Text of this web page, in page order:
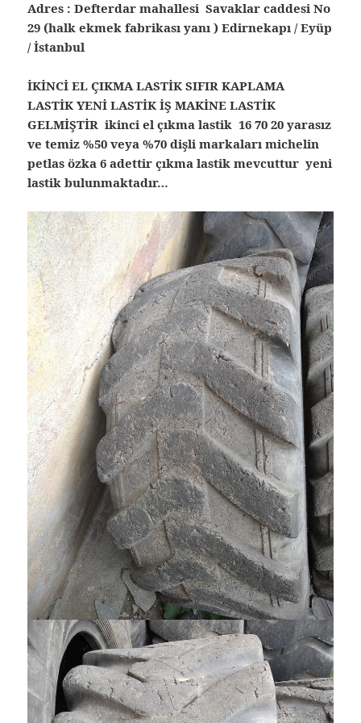
Adres : Defterdar mahallesi Savaklar caddesi No
29 (halk ekmek fabrikası yanı ) Edirnekapı / Eyüp
/ İstanbul
İKİNCİ EL ÇIKMA LASTİK SIFIR KAPLAMA
LASTİK YENİ LASTİK İŞ MAKİNE LASTİK
GELMİŞTİRikinci el çıkma lastik 16 70 20 yarasız
ve temiz %50 veya %70 dişli markaları michelin
petlas özka 6 adettir çıkma lastik mevcuttur yeni
lastik bulunmaktadır…